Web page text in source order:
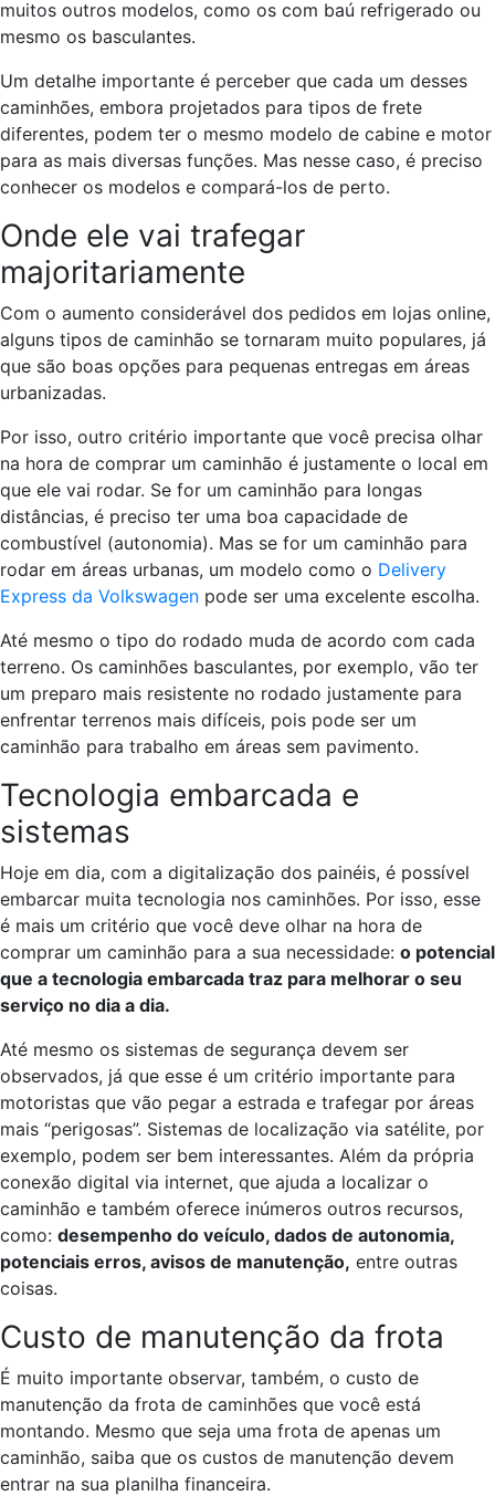
muitos outros modelos, como os com baú refrigerado ou
mesmo os basculantes.
Um detalhe importante é perceber que cada um desses
caminhões, embora projetados para tipos de frete
diferentes, podem ter o mesmo modelo de cabine e motor
para as mais diversas funções. Mas nesse caso, é preciso
conhecer os modelos e compará-los de perto.
Onde ele vai trafegar
majoritariamente
Com o aumento considerável dos pedidos em lojas online,
alguns tipos de caminhão se tornaram muito populares, já
que são boas opções para pequenas entregas em áreas
urbanizadas.
Por isso, outro critério importante que você precisa olhar
na hora de comprar um caminhão é justamente o local em
que ele vai rodar. Se for um caminhão para longas
distâncias, é preciso ter uma boa capacidade de
combustível (autonomia). Mas se for um caminhão para
rodar em áreas urbanas, um modelo como o Delivery
Express da Volkswagen pode ser uma excelente escolha.
Até mesmo o tipo do rodado muda de acordo com cada
terreno. Os caminhões basculantes, por exemplo, vão ter
um preparo mais resistente no rodado justamente para
enfrentar terrenos mais difíceis, pois pode ser um
caminhão para trabalho em áreas sem pavimento.
Tecnologia embarcada e
sistemas
Hoje em dia, com a digitalização dos painéis, é possível
embarcar muita tecnologia nos caminhões. Por isso, esse
é mais um critério que você deve olhar na hora de
comprar um caminhão para a sua necessidade: o potencial
que a tecnologia embarcada traz para melhorar o seu
serviço no dia a dia.
Até mesmo os sistemas de segurança devem ser
observados, já que esse é um critério importante para
motoristas que vão pegar a estrada e trafegar por áreas
mais “perigosas”. Sistemas de localização via satélite, por
exemplo, podem ser bem interessantes. Além da própria
conexão digital via internet, que ajuda a localizar o
caminhão e também oferece inúmeros outros recursos,
como: desempenho do veículo, dados de autonomia,
potenciais erros, avisos de manutenção, entre outras
coisas.
Custo de manutenção da frota
É muito importante observar, também, o custo de
manutenção da frota de caminhões que você está
montando. Mesmo que seja uma frota de apenas um
caminhão, saiba que os custos de manutenção devem
entrar na sua planilha financeira.